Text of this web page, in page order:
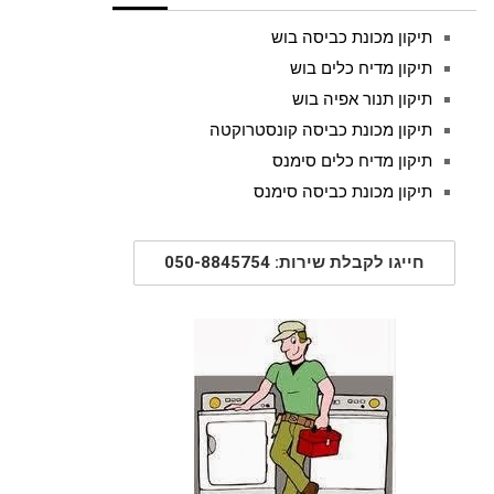
תיקון מכונת כביסה בוש
תיקון מדיח כלים בוש
תיקון תנור אפיה בוש
תיקון מכונת כביסה קונסטרוקטה
תיקון מדיח כלים סימנס
תיקון מכונת כביסה סימנס
חייגו לקבלת שירות: 050-8845754